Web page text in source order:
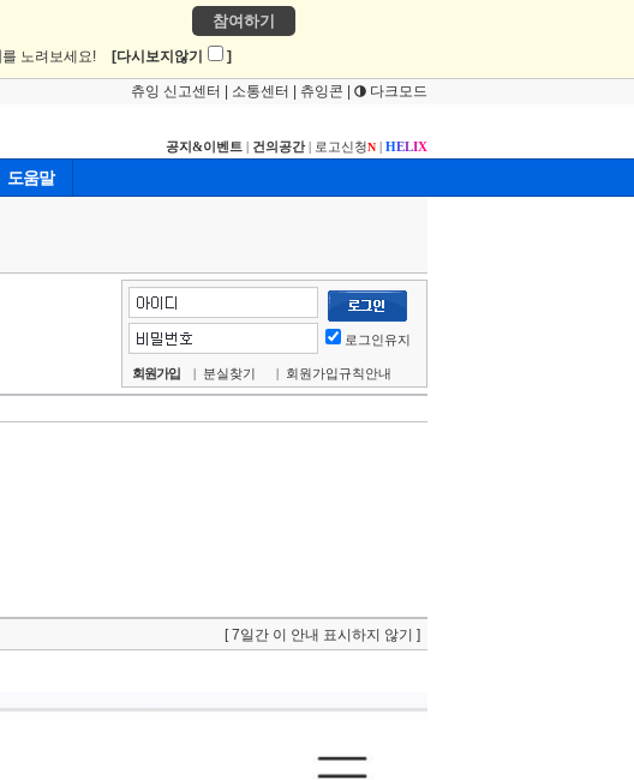
참여하기
를 노려보세요! [다시보지않기 ]
츄잉 신고센터 소통센터 츄잉콘 다크모드
공지&이벤트 | 건의공간| 로고신청N | HELIX
도움말
로그인유지
회원가입 | 분실찾기 | 회원가입규칙안내
[ 7일간 이 안내 표시하지 않기 ]